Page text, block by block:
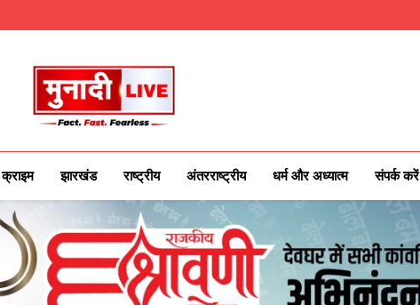
Munadilive.com
Munadi Live – Jharkhand's Leading Local News Network
क्राइम झारखंड राष्ट्रीय अंतरराष्ट्रीय धर्म और अध्यात्म संपर्क करें